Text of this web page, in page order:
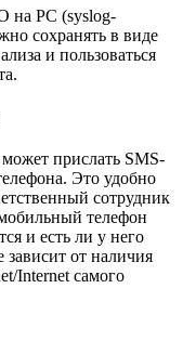
на PC (syslog-
сохранять в виде
и пользоваться
прислать SMS-
Это удобно
сотрудник
телефон
и есть ли у него
от наличия
Internet самого